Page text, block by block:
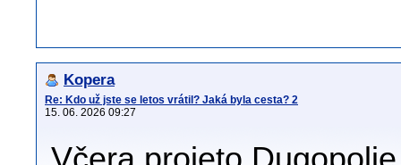
Kopera
Re: Kdo už jste se letos vrátil? Jaká byla cesta? 2
15. 06. 2026 09:27